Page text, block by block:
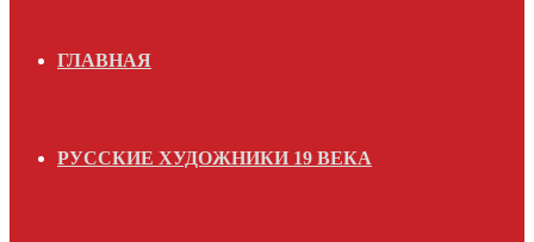
ГЛАВНАЯ
РУССКИЕ ХУДОЖНИКИ 19 ВЕКА